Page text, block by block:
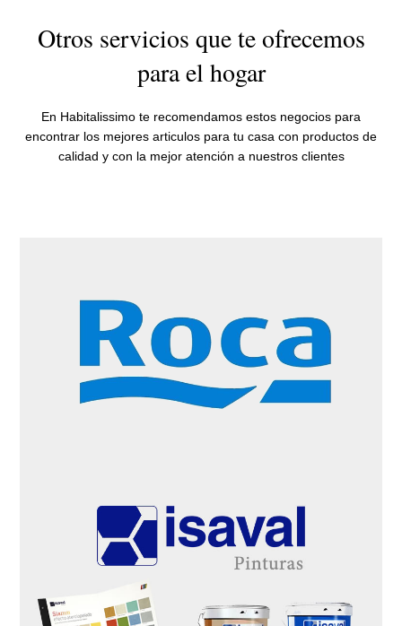
Otros servicios que te ofrecemos
para el hogar
En Habitalissimo te recomendamos estos negocios para
encontrar los mejores articulos para tu casa con productos de
calidad y con la mejor atención a nuestros clientes